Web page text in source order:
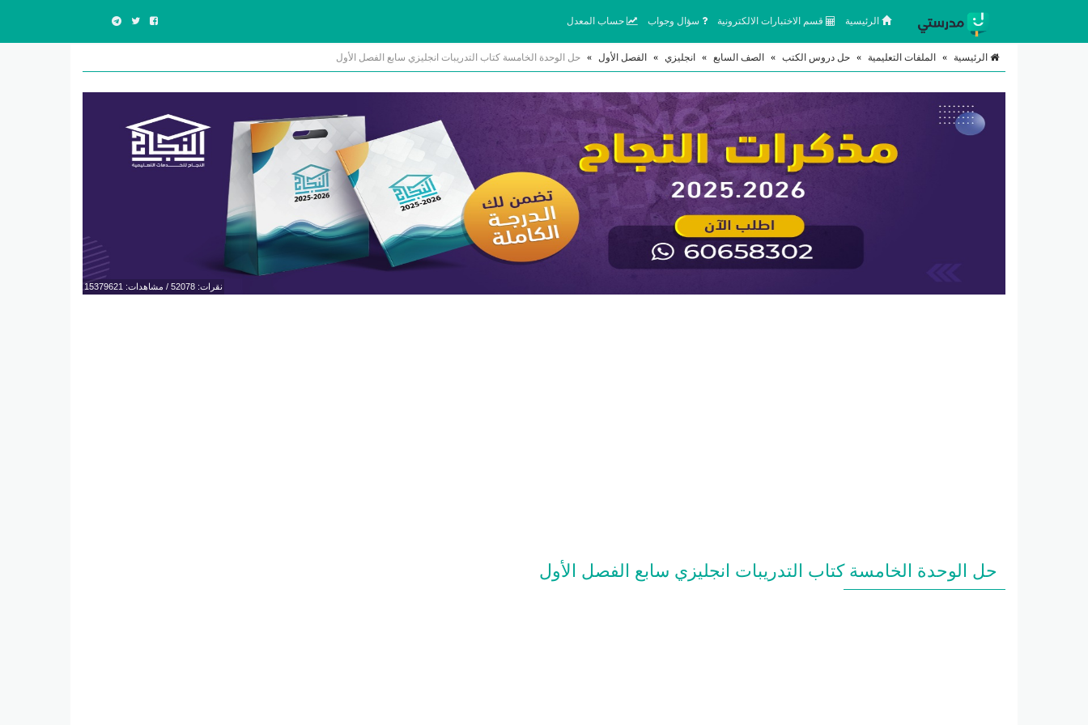
الرئيسية قسم الاختبارات الالكترونية سؤال وجواب حساب المعدل
الرئيسية » الملفات التعليمية » حل دروس الكتب » الصف السابع » انجليزي » الفصل الأول » حل الوحدة الخامسة كتاب التدريبات انجليزي سابع الفصل الأول
نقرات: 52078 / مشاهدات: 15379621
حل الوحدة الخامسة كتاب التدريبات انجليزي سابع الفصل الأول